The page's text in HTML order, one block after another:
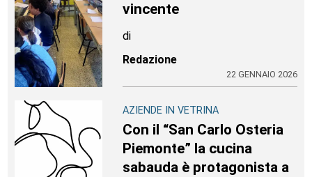
vincente
di
Redazione
22 GENNAIO 2026
AZIENDE IN VETRINA
Con il “San Carlo Osteria
Piemonte” la cucina
sabauda è protagonista a